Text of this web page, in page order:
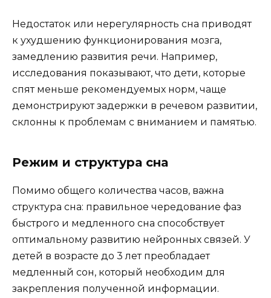
Недостаток или нерегулярность сна приводят
к ухудшению функционирования мозга,
замедлению развития речи. Например,
исследования показывают, что дети, которые
спят меньше рекомендуемых норм, чаще
демонстрируют задержки в речевом развитии,
склонны к проблемам с вниманием и памятью.
Режим и структура сна
Помимо общего количества часов, важна
структура сна: правильное чередование фаз
быстрого и медленного сна способствует
оптимальному развитию нейронных связей. У
детей в возрасте до 3 лет преобладает
медленный сон, который необходим для
закрепления полученной информации.